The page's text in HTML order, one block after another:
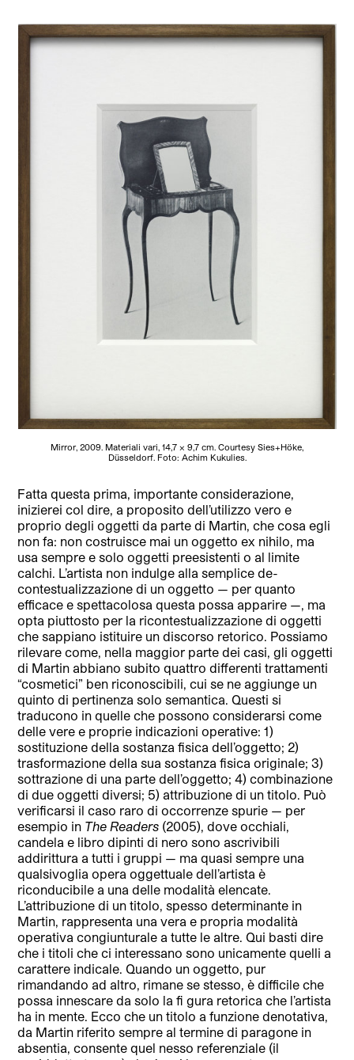
Mirror, 2009. Materiali vari, 14,7 x 9,7 cm. Courtesy Sies+Höke,
Düsseldorf. Foto: Achim Kukulies.
Fatta questa prima, importante considerazione,
inizierei col dire, a proposito dell’utilizzo vero e
proprio degli oggetti da parte di Martin, che cosa egli
non fa: non costruisce mai un oggetto ex nihilo, ma
usa sempre e solo oggetti preesistenti o al limite
calchi. L’artista non indulge alla semplice de-
contestualizzazione di un oggetto — per quanto
efficace e spettacolosa questa possa apparire —, ma
opta piuttosto per la ricontestualizzazione di oggetti
che sappiano istituire un discorso retorico. Possiamo
rilevare come, nella maggior parte dei casi, gli oggetti
di Martin abbiano subito quattro differenti trattamenti
“cosmetici” ben riconoscibili, cui se ne aggiunge un
quinto di pertinenza solo semantica. Questi si
traducono in quelle che possono considerarsi come
delle vere e proprie indicazioni operative: 1)
sostituzione della sostanza fisica dell’oggetto; 2)
trasformazione della sua sostanza fisica originale; 3)
sottrazione di una parte dell’oggetto; 4) combinazione
di due oggetti diversi; 5) attribuzione di un titolo. Può
verificarsi il caso raro di occorrenze spurie — per
esempio in The Readers (2005), dove occhiali,
candela e libro dipinti di nero sono ascrivibili
addirittura a tutti i gruppi — ma quasi sempre una
qualsivoglia opera oggettuale dell’artista è
riconducibile a una delle modalità elencate.
L’attribuzione di un titolo, spesso determinante in
Martin, rappresenta una vera e propria modalità
operativa congiunturale a tutte le altre. Qui basti dire
che i titoli che ci interessano sono unicamente quelli a
carattere indicale. Quando un oggetto, pur
rimandando ad altro, rimane se stesso, è difficile che
possa innescare da solo la fi gura retorica che l’artista
ha in mente. Ecco che un titolo a funzione denotativa,
da Martin riferito sempre al termine di paragone in
absentia, consente quel nesso referenziale (il